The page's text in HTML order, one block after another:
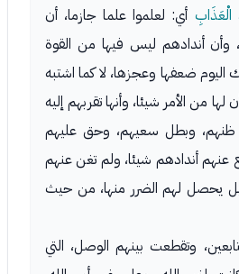
أي: لعلموا علما جازما، أن
وأن أندادهم ليس فيها من القوة
ضعفها وعجزها، لا كما اشتبه
لها من الأمر شيئا، وأنها تقربهم إليه
ظنهم، وبطل سعيهم، وحق عليهم
أندادهم شيئا، ولم تغن عنهم
يحصل لهم الضرر منها، من حيث
وتقطعت بينهم الوصل، التي